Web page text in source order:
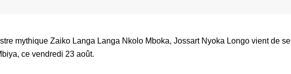
mythique Zaiko Langa Langa Nkolo Mboka, Jossart Nyoka Longo vient de se
ce vendredi 23 août.